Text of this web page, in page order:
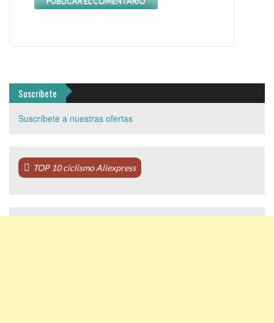
Suscríbete
Suscríbete a nuestras ofertas
TOP 10 ciclismo Aliexpress